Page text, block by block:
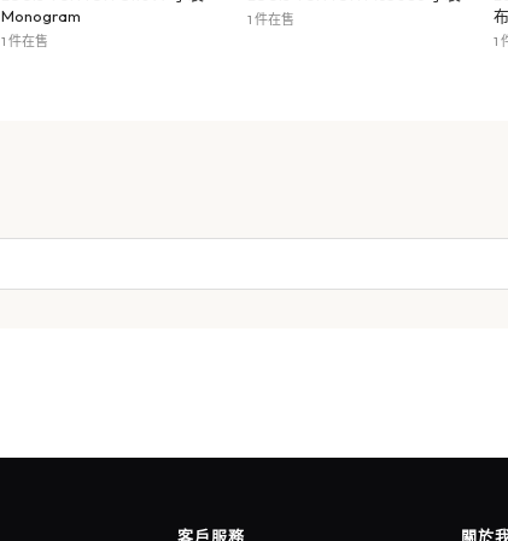
Monogram
1 件在售
1 件在售
布
1
客戶服務 關於